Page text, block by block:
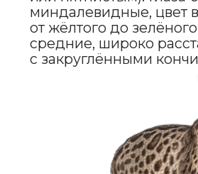
И СОДЕРЖАНИЕ